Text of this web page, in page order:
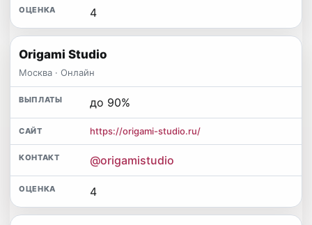
4
Origami Studio
Москва · Онлайн
до 90%
https://origami-studio.ru/
@origamistudio
4